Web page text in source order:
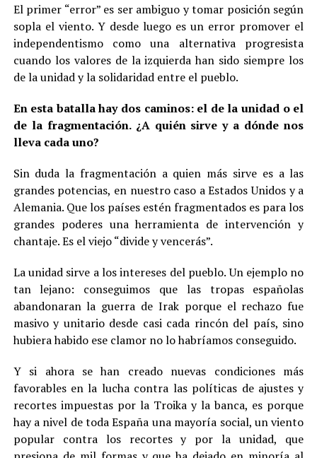
El primer “error” es ser ambiguo y tomar posición según
sopla el viento. Y desde luego es un error promover el
independentismo como una alternativa progresista
cuando los valores de la izquierda han sido siempre los
de la unidad y la solidaridad entre el pueblo.
En esta batalla hay dos caminos: el de la unidad o el
de la fragmentación. ¿A quién sirve y a dónde nos
lleva cada uno?
Sin duda la fragmentación a quien más sirve es a las
grandes potencias, en nuestro caso a Estados Unidos y a
Alemania. Que los países estén fragmentados es para los
grandes poderes una herramienta de intervención y
chantaje. Es el viejo “divide y vencerás”.
La unidad sirve a los intereses del pueblo. Un ejemplo no
tan lejano: conseguimos que las tropas españolas
abandonaran la guerra de Irak porque el rechazo fue
masivo y unitario desde casi cada rincón del país, sino
hubiera habido ese clamor no lo habríamos conseguido.
Y si ahora se han creado nuevas condiciones más
favorables en la lucha contra las políticas de ajustes y
recortes impuestas por la Troika y la banca, es porque
hay a nivel de toda España una mayoría social, un viento
popular contra los recortes y por la unidad, que